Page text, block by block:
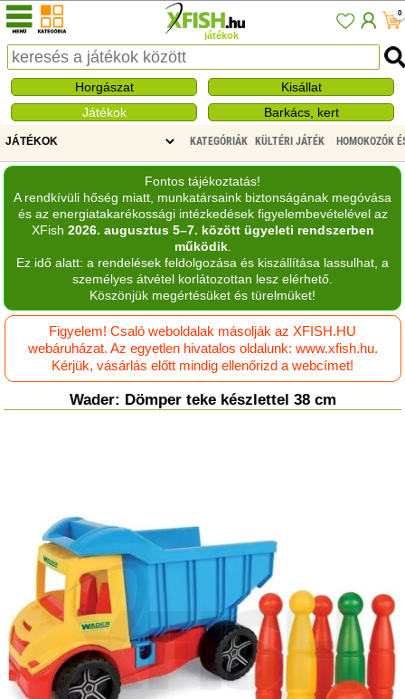
játékok
0
Horgászat
Kisállat
Játékok
Barkács, kert
KATEGÓRIÁK KÜLTÉRI JÁTÉK HOMOKOZÓK
Fontos tájékoztatás!
A rendkívüli hőség miatt, munkatársaink biztonságának megóvása
és az energiatakarékossági intézkedések figyelembevételével az
XFish 2026. augusztus 5–7. között ügyeleti rendszerben
működik.
Ez idő alatt: a rendelések feldolgozása és kiszállítása lassulhat, a
személyes átvétel korlátozottan lesz elérhető.
Köszönjük megértésüket és türelmüket!
Figyelem! Csaló weboldalak másolják az XFISH.HU
webáruházat. Az egyetlen hivatalos oldalunk: www.xfish.hu.
Kérjük, vásárlás előtt mindig ellenőrizd a webcímet!
Wader: Dömper teke készlettel 38 cm